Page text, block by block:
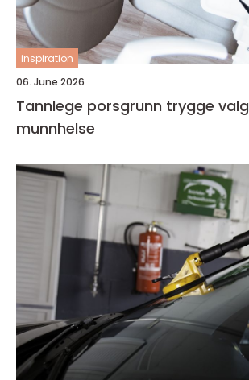
inspiration
06. June 2026
Tannlege porsgrunn trygge valg for sunn
munnhelse